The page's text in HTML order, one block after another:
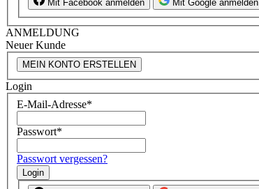
Mit Facebook anmelden Mit Google anmelden
ANMELDUNG
Neuer Kunde
MEIN KONTO ERSTELLEN
Login
E-Mail-Adresse*
Passwort*
Passwort vergessen?
Login